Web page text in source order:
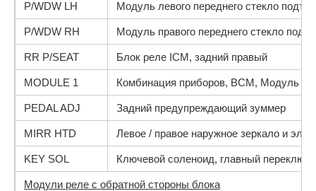
P/WDW LH Модуль левого переднего стекло
P/WDW RH Модуль правого переднего стекло
RR P/SEAT Блок реле ICM, задний правый
MODULE 1 Комбинация приборов, BCM, Модуль
PEDAL ADJ Задний предупреждающий зуммер
MIRR HTD Левое / правое наружное зеркало и
KEY SOL Ключевой соленоид, главный
Модули реле с обратной стороны блока